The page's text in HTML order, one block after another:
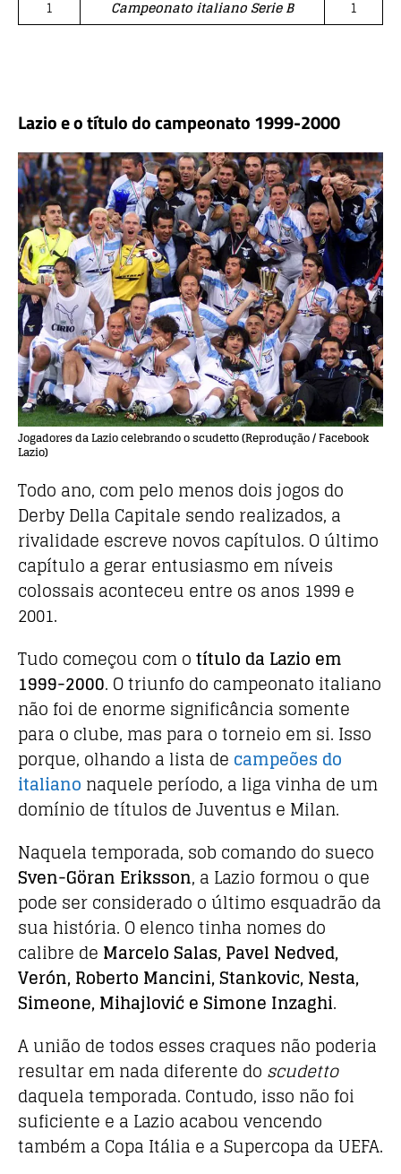
1 Campeonato italiano Serie B 1
Lazio e o título do campeonato 1999-2000
Jogadores da Lazio celebrando o scudetto (Reprodução / Facebook
Lazio)
Todo ano, com pelo menos dois jogos do
Derby Della Capitale sendo realizados, a
rivalidade escreve novos capítulos. O último
capítulo a gerar entusiasmo em níveis
colossais aconteceu entre os anos 1999 e
2001.
Tudo começou com otítulo da Lazio em
1999-2000. O triunfo do campeonato italiano
não foi de enorme significância somente
para o clube, mas para o torneio em si. Isso
porque, olhando a lista de campeões do
italiano naquele período, a liga vinha de um
domínio de títulos de Juventus e Milan.
Naquela temporada, sob comando do sueco
Sven-Göran Eriksson, a Lazio formou o que
pode ser considerado o último esquadrão da
sua história. O elenco tinha nomes do
calibre de Marcelo Salas, Pavel Nedved,
Verón, Roberto Mancini, Stankovic, Nesta,
Simeone, Mihajlović e Simone Inzaghi.
A união de todos esses craques não poderia
resultar em nada diferente do scudetto
daquela temporada. Contudo, isso não foi
suficiente e a Lazio acabou vencendo
também a Copa Itália e a Supercopa da UEFA.